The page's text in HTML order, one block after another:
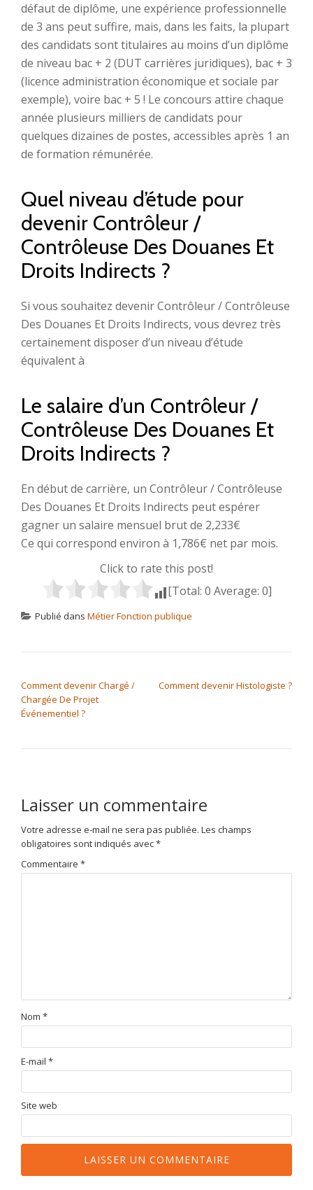
défaut de diplôme, une expérience professionnelle
de 3 ans peut suffire, mais, dans les faits, la plupart
des candidats sont titulaires au moins d’un diplôme
de niveau bac + 2 (DUT carrières juridiques), bac + 3
(licence administration économique et sociale par
exemple), voire bac + 5 ! Le concours attire chaque
année plusieurs milliers de candidats pour
quelques dizaines de postes, accessibles après 1 an
de formation rémunérée.
Quel niveau d’étude pour
devenir Contrôleur /
Contrôleuse Des Douanes Et
Droits Indirects ?
Si vous souhaitez devenir Contrôleur / Contrôleuse
Des Douanes Et Droits Indirects, vous devrez très
certainement disposer d’un niveau d’étude
équivalent à
Le salaire d’un Contrôleur /
Contrôleuse Des Douanes Et
Droits Indirects ?
En début de carrière, un Contrôleur / Contrôleuse
Des Douanes Et Droits Indirects peut espérer
gagner un salaire mensuel brut de 2,233€
Ce qui correspond environ à 1,786€ net par mois.
Click to rate this post!
[Total: 0 Average: 0]
Publié dans Métier Fonction publique
Comment devenir Chargé /
Chargée De Projet
Événementiel ?
Comment devenir Histologiste ?
Laisser un commentaire
Votre adresse e-mail ne sera pas publiée. Les champs
obligatoires sont indiqués avec*
Commentaire *
Nom *
E-mail *
Site web